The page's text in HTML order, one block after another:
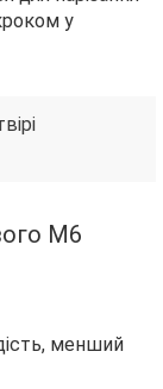
у
М6
менший